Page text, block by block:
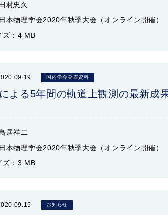
田村忠久
日本物理学会2020年秋季大会（オンライン開催）
： 4 MB
国内学会発表資料
よる5年間の軌道上観測の最新成
居祥二
日本物理学会2020年秋季大会（オンライン開催）
： 3 MB
お知らせ